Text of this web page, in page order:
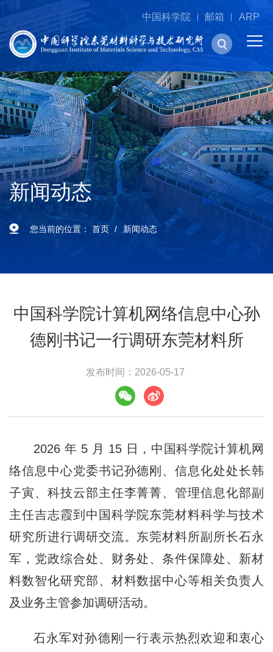
中国科学院 邮箱 ARP
新闻动态
您当前的位置： 首页 新闻动态
中国科学院计算机网络信息中心孙
德刚书记一行调研东莞材料所
发布时间：2026-05-17
2026 年 5 月 15 日，中国科学院计算机网
络信息中心党委书记孙德刚、信息化处处长韩
子寅、科技云部主任李菁菁、管理信息化部副
主任吉志霞到中国科学院东莞材料科学与技术
研究所进行调研交流。东莞材料所副所长石永
军，党政综合处、财务处、条件保障处、新材
料数智化研究部、材料数据中心等相关负责人
及业务主管参加调研活动。
石永军对孙德刚一行表示热烈欢迎和衷心